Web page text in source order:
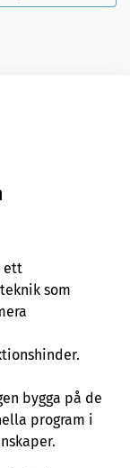
ett
som
bygga på de
program i